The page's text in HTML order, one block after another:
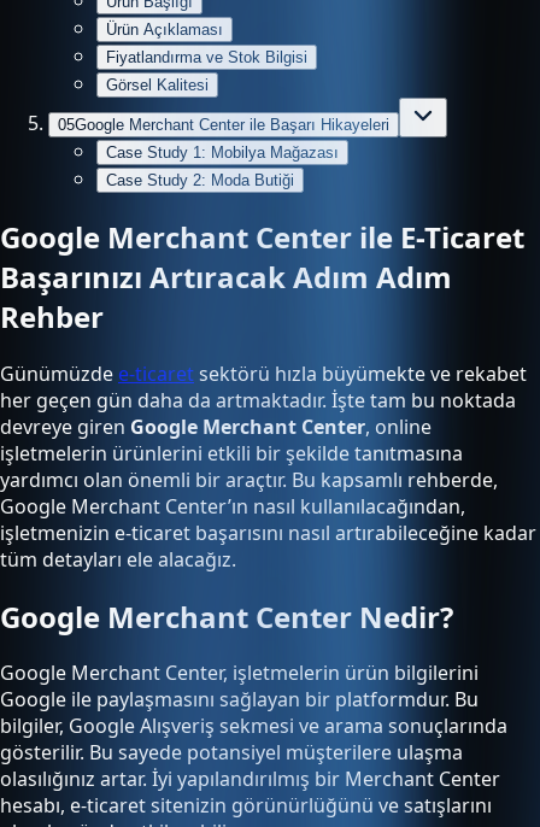
Ürün Açıklaması
Fiyatlandırma ve Stok Bilgisi
Görsel Kalitesi
05Google Merchant Center ile Başarı Hikayeleri
Case Study 1: Mobilya Mağazası
Case Study 2: Moda Butiği
Google Merchant Center ile E-Ticaret
Başarınızı Artıracak Adım Adım
Rehber
Günümüzde e-ticaretsektörü hızla büyümekte ve rekabet
her geçen gün daha da artmaktadır. İşte tam bu noktada
devreye giren Google Merchant Center, online
işletmelerin ürünlerini etkili bir şekilde tanıtmasına
yardımcı olan önemli bir araçtır. Bu kapsamlı rehberde,
Google Merchant Center’ın nasıl kullanılacağından,
işletmenizin e-ticaret başarısını nasıl artırabileceğine kadar
tüm detayları ele alacağız.
Google Merchant Center Nedir?
Google Merchant Center, işletmelerin ürün bilgilerini
Google ile paylaşmasını sağlayan bir platformdur. Bu
bilgiler, Google Alışveriş sekmesi ve arama sonuçlarında
gösterilir. Bu sayede potansiyel müşterilere ulaşma
olasılığınız artar. İyi yapılandırılmış bir Merchant Center
hesabı, e-ticaret sitenizin görünürlüğünü ve satışlarını